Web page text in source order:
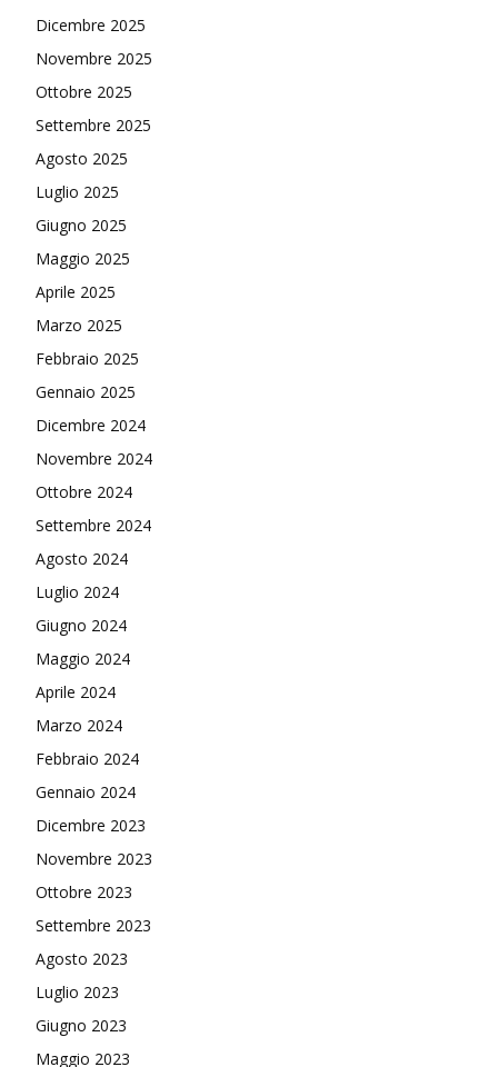
Dicembre 2025
Novembre 2025
Ottobre 2025
Settembre 2025
Agosto 2025
Luglio 2025
Giugno 2025
Maggio 2025
Aprile 2025
Marzo 2025
Febbraio 2025
Gennaio 2025
Dicembre 2024
Novembre 2024
Ottobre 2024
Settembre 2024
Agosto 2024
Luglio 2024
Giugno 2024
Maggio 2024
Aprile 2024
Marzo 2024
Febbraio 2024
Gennaio 2024
Dicembre 2023
Novembre 2023
Ottobre 2023
Settembre 2023
Agosto 2023
Luglio 2023
Giugno 2023
Maggio 2023